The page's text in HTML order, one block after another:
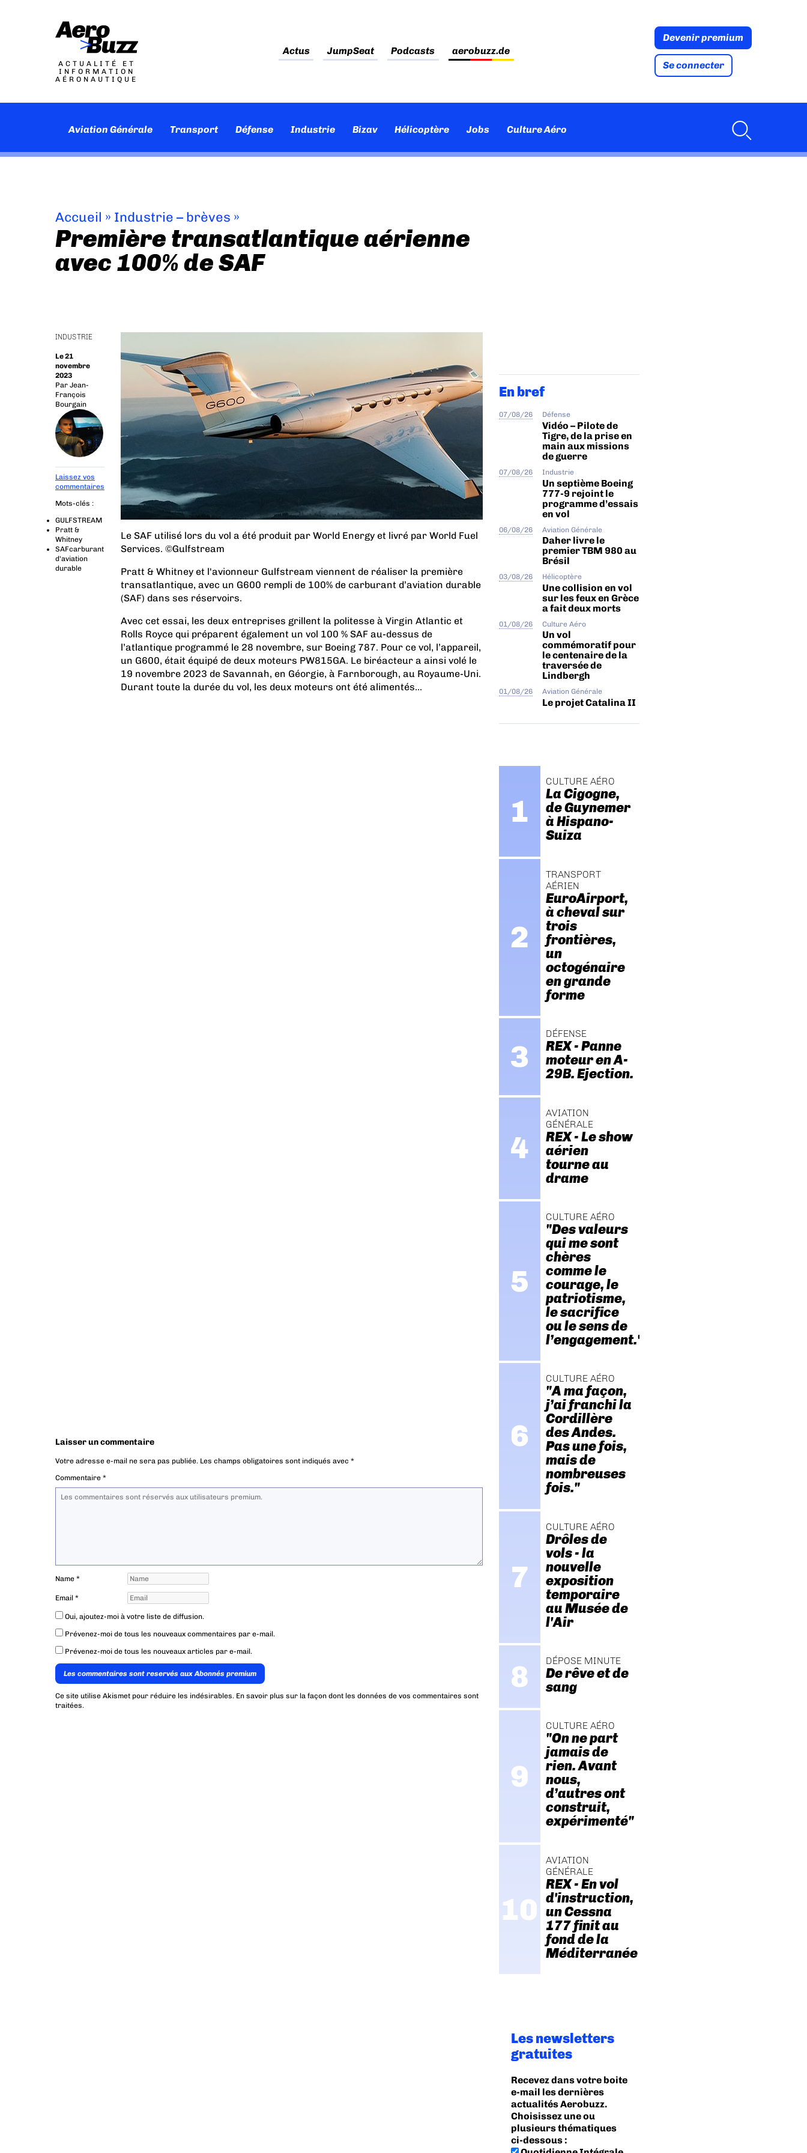
ACTUALITÉ ET
INFORMATION
AÉRONAUTIQUE
Actus JumpSeat Podcasts aerobuzz.de
Devenir premium
Se connecter
Aviation Générale Transport Défense Industrie Bizav Hélicoptère Jobs Culture Aéro
Accueil » Industrie – brèves »
Première transatlantique aérienne
avec 100% de SAF
INDUSTRIE
Le 21
novembre
2023
Par Jean-
François
Bourgain
Laissez vos
commentaires
Mots-clés :
GULFSTREAM
Pratt &
Whitney
SAFcarburant
d'aviation
durable
Le SAF utilisé lors du vol a été produit par World Energy et livré par World Fuel
Services. ©Gulfstream
Pratt & Whitney et l'avionneur Gulfstream viennent de réaliser la première
transatlantique, avec un G600 rempli de 100% de carburant d’aviation durable
(SAF) dans ses réservoirs.
Avec cet essai, les deux entreprises grillent la politesse à Virgin Atlantic et
Rolls Royce qui préparent également un vol 100 % SAF au-dessus de
l’atlantique programmé le 28 novembre, sur Boeing 787. Pour ce vol, l’appareil,
un G600, était équipé de deux moteurs PW815GA. Le biréacteur a ainsi volé le
19 novembre 2023 de Savannah, en Géorgie, à Farnborough, au Royaume-Uni.
Durant toute la durée du vol, les deux moteurs ont été alimentés...
Laisser un commentaire
Votre adresse e-mail ne sera pas publiée. Les champs obligatoires sont indiqués avec *
Commentaire *
Name *
Email *
Oui, ajoutez-moi à votre liste de diffusion.
Prévenez-moi de tous les nouveaux commentaires par e-mail.
Prévenez-moi de tous les nouveaux articles par e-mail.
Les commentaires sont reservés aux Abonnés premium
Ce site utilise Akismet pour réduire les indésirables. En savoir plus sur la façon dont les données de vos commentaires sont
traitées.
En bref
07/08/26 Défense
Vidéo – Pilote de
Tigre, de la prise en
main aux missions
de guerre
07/08/26 Industrie
Un septième Boeing
777-9 rejoint le
programme d’essais
en vol
06/08/26 Aviation Générale
Daher livre le
premier TBM 980 au
Brésil
03/08/26 Hélicoptère
Une collision en vol
sur les feux en Grèce
a fait deux morts
01/08/26 Culture Aéro
Un vol
commémoratif pour
le centenaire de la
traversée de
Lindbergh
01/08/26 Aviation Générale
Le projet Catalina II
CULTURE AÉRO
La Cigogne,
de Guynemer
à Hispano-
Suiza
TRANSPORT
AÉRIEN
EuroAirport,
à cheval sur
trois
frontières,
un
octogénaire
en grande
forme
DÉFENSE
REX - Panne
moteur en A-
29B. Ejection.
AVIATION
GÉNÉRALE
REX - Le show
aérien
tourne au
drame
CULTURE AÉRO
"Des valeurs
qui me sont
chères
comme le
courage, le
patriotisme,
le sacrifice
ou le sens de
l’engagement."
CULTURE AÉRO
"A ma façon,
j’ai franchi la
Cordillère
des Andes.
Pas une fois,
mais de
nombreuses
fois."
CULTURE AÉRO
Drôles de
vols - la
nouvelle
exposition
temporaire
au Musée de
l'Air
DÉPOSE MINUTE
De rêve et de
sang
CULTURE AÉRO
"On ne part
jamais de
rien. Avant
nous,
d’autres ont
construit,
expérimenté"
AVIATION
GÉNÉRALE
REX - En vol
d'instruction,
un Cessna
177 finit au
fond de la
Méditerranée
Les newsletters
gratuites
Recevez dans votre boite
e-mail les dernières
actualités Aerobuzz.
Choisissez une ou
plusieurs thématiques
ci-dessous :